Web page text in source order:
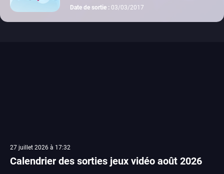
Date de sortie : 03/03/2017
27 juillet 2026 à 17:32
Calendrier des sorties jeux vidéo août 2026